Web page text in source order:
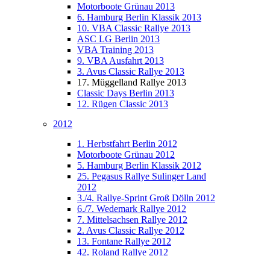
Motorboote Grünau 2013
6. Hamburg Berlin Klassik 2013
10. VBA Classic Rallye 2013
ASC LG Berlin 2013
VBA Training 2013
9. VBA Ausfahrt 2013
3. Avus Classic Rallye 2013
17. Müggelland Rallye 2013
Classic Days Berlin 2013
12. Rügen Classic 2013
2012
1. Herbstfahrt Berlin 2012
Motorboote Grünau 2012
5. Hamburg Berlin Klassik 2012
25. Pegasus Rallye Sulinger Land
2012
3./4. Rallye-Sprint Groß Dölln 2012
6./7. Wedemark Rallye 2012
7. Mittelsachsen Rallye 2012
2. Avus Classic Rallye 2012
13. Fontane Rallye 2012
42. Roland Rallye 2012